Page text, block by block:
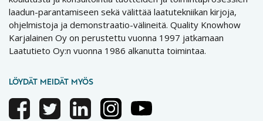
laadun-parantamiseen sekä välittää laatutekniikan kirjoja,
ohjelmistoja ja demonstraatio-välineitä. Quality Knowhow
Karjalainen Oy on perustettu vuonna 1997 jatkamaan
Laatutieto Oy:n vuonna 1986 alkanutta toimintaa.
LÖYDÄT MEIDÄT MYÖS
FacebookTwitterLinkedinInstagramYoutube